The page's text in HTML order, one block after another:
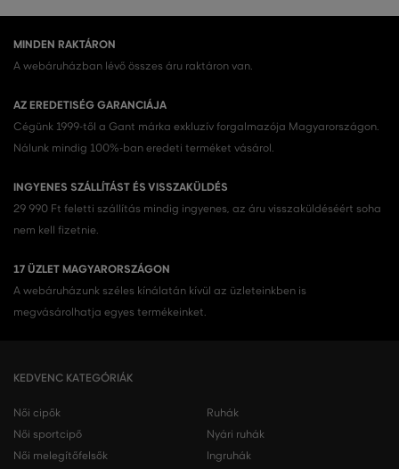
MINDEN RAKTÁRON
A webáruházban lévő összes áru raktáron van.
AZ EREDETISÉG GARANCIÁJA
Cégünk 1999-től a Gant márka exkluzív forgalmazója Magyarországon.
Nálunk mindig 100%-ban eredeti terméket vásárol.
INGYENES SZÁLLÍTÁST ÉS VISSZAKÜLDÉS
29 990 Ft feletti szállítás mindig ingyenes, az áru visszaküldéséért soha
nem kell fizetnie.
17 ÜZLET MAGYARORSZÁGON
A webáruházunk széles kínálatán kívül az üzleteinkben is
megvásárolhatja egyes termékeinket.
KEDVENC KATEGÓRIÁK
Női cipők
Női sportcipő
Női melegítőfelsők
Ruhák
Nyári ruhák
Ingruhák